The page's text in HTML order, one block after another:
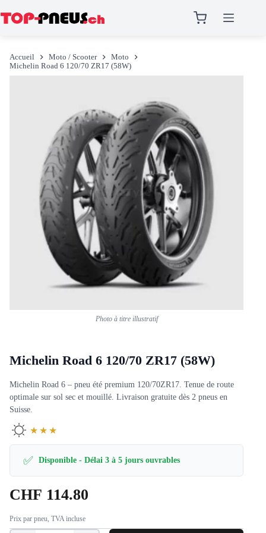
contenu
Accueil Moto / Scooter
Moto
Michelin Road 6 120/70 ZR17 (58W)
Photo à titre illustratif
Michelin Road 6 120/70 ZR17 (58W)
Michelin Road 6 – pneu été premium 120/70ZR17. Tenue de route
optimale sur sol sec et mouillé. Livraison gratuite dès 2 pneus en
Suisse.
★★★
✅ Disponible - Délai 3 à 5 jours ouvrables
CHF 114.80
Prix par pneu, TVA incluse